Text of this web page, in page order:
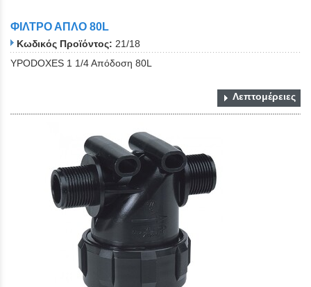
ΦΙΛΤΡΟ ΑΠΛΟ 80L
Κωδικός Προϊόντος: 21/18
YPODOXES 1 1/4 Aπόδοση 80L
Λεπτομέρειες